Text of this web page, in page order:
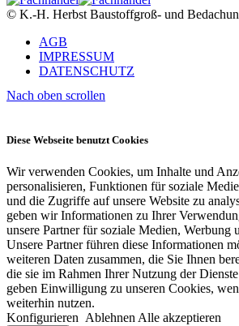
© K.-H. Herbst Baustoffgroß- und
AGB
IMPRESSUM
DATENSCHUTZ
Nach oben scrollen
Diese Webseite benutzt Cookies
Wir verwenden Cookies, um Inhalte und
personalisieren, Funktionen für soziale
und die Zugriffe auf unsere Website zu
geben wir Informationen zu Ihrer
unsere Partner für soziale Medien, Werbung
Unsere Partner führen diese Informationen
weiteren Daten zusammen, die Sie Ihnen
die sie im Rahmen Ihrer Nutzung der
geben Einwilligung zu unseren Cookies,
weiterhin nutzen.
Konfigurieren Ablehnen Alle akzeptieren